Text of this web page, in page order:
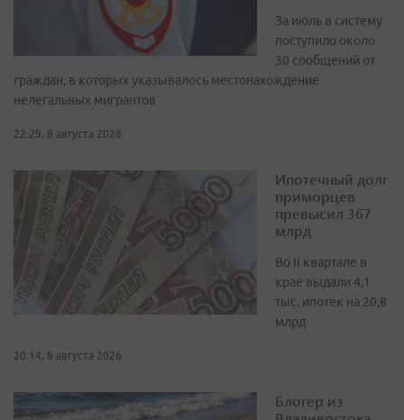
За июль в систему
поступило около
30 сообщений от
граждан, в которых указывалось местонахождение
нелегальных мигрантов
22:29, 8 августа 2026
Ипотечный долг
приморцев
превысил 367
млрд
Во II квартале в
крае выдали 4,1
тыс. ипотек на 20,8
млрд
20:14, 8 августа 2026
Блогер из